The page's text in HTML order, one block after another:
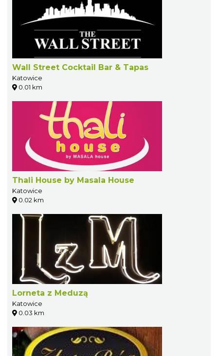
Wall Street Cocktail Bar & Tapas
Katowice
0.01 km
Thali House by Masala House
Katowice
0.02 km
Lorneta z Meduzą
Katowice
0.03 km